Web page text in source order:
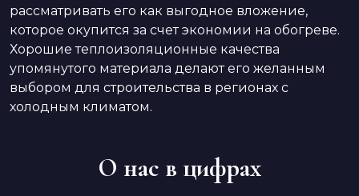
рассматривать его как выгодное вложение,
которое окупится за счет экономии на обогреве.
Хорошие теплоизоляционные качества
упомянутого материала делают его желанным
выбором для строительства в регионах с
холодным климатом.
О нас в цифрах